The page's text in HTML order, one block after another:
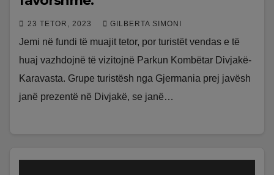
23 TETOR, 2023 GILBERTA SIMONI
Jemi në fundi të muajit tetor, por turistët vendas e të
huaj vazhdojnë të vizitojnë Parkun Kombëtar Divjakë-
Karavasta. Grupe turistësh nga Gjermania prej javësh
janë prezentë në Divjakë, se janë…